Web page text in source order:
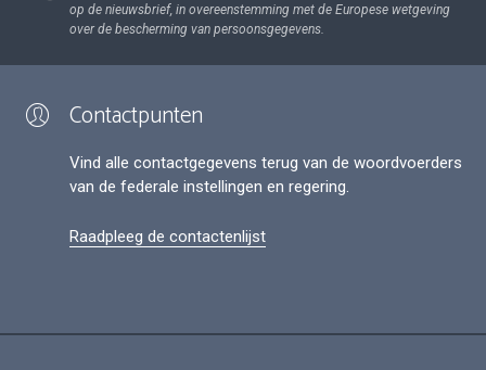
op de nieuwsbrief, in overeenstemming met de Europese wetgeving
over de bescherming van persoonsgegevens.
Contactpunten
Vind alle contactgegevens terug van de woordvoerders
van de federale instellingen en regering.
Raadpleeg de contactenlijst